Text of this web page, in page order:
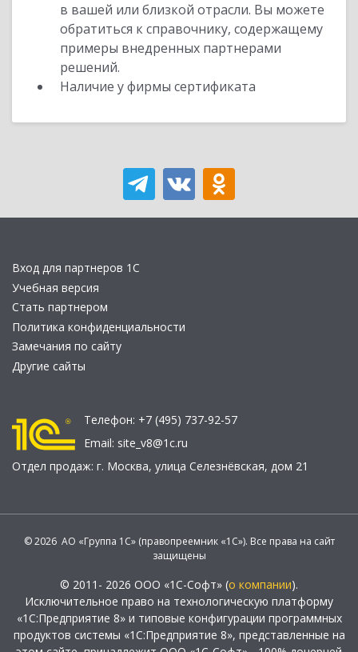
в вашей или близкой отрасли. Вы можете
обратиться к справочнику, содержащему
примеры внедренных партнерами
решений.
Наличие у фирмы сертификата
Вход для партнеров 1С
Учебная версия
Стать партнером
Политика конфиденциальности
Замечания по сайту
Другие сайты
Телефон: +7 (495) 737-92-57
Email: site_v8@1c.ru
Отдел продаж: г. Москва, улица Селезнёвская, дом 21
© 2026 АО «Группа 1С» (правопреемник «1С»). Все права на сайт
защищены
© 2011- 2026 ООО «1С-Софт» (о компании).
Исключительное право на технологическую платформу
«1С:Предприятие 8» и типовые конфигурации программных
продуктов системы «1С:Предприятие 8», представленные на